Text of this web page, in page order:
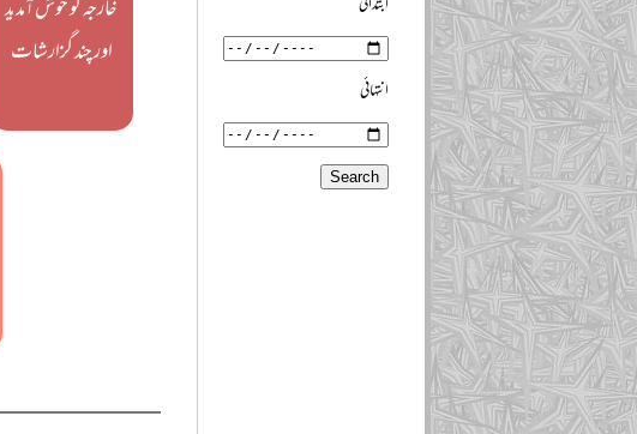
خارجہ کو خوش آمدید
اور چند گزارشات
انتہائی